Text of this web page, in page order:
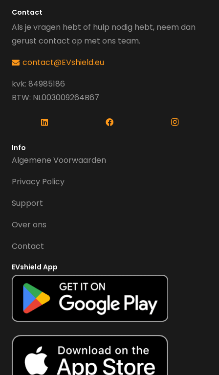
Contact
Als je vragen hebt of hulp nodig hebt, neem dan
gerust contact op met ons team.
contact@EVshield.eu
kvk: 84985186
BTW: NL003009264B67
Info
Algemene Voorwaarden
Privacy Policy
Support
Over ons
Contact
EVshield App